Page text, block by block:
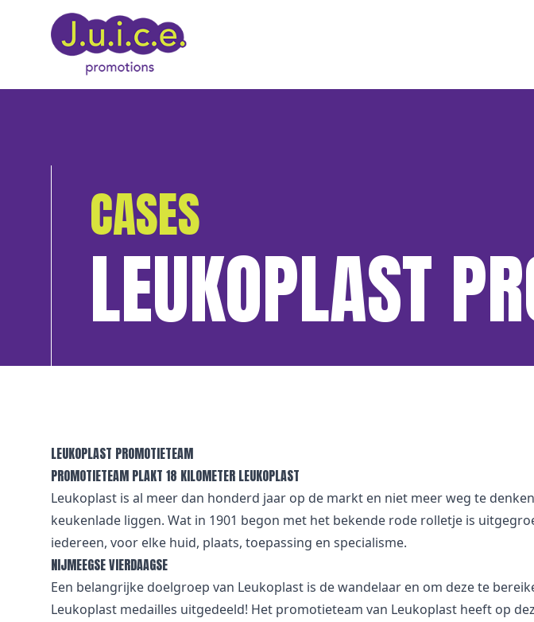
CASES
LEUKOPLAST
LEUKOPLAST PROMOTIETEAM
PROMOTIETEAM PLAKT 18 KILOMETER LEUKOPLAST
Leukoplast is al meer dan honderd jaar op de markt en niet meer weg te
keukenlade liggen. Wat in 1901 begon met het bekende rode rolletje is
iedereen, voor elke huid, plaats, toepassing en specialisme.
NIJMEEGSE VIERDAAGSE
Een belangrijke doelgroep van Leukoplast is de wandelaar en om deze te
Leukoplast medailles uitgedeeld! Het promotieteam van Leukoplast heeft op